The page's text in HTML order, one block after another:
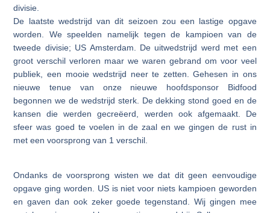
divisie.
De laatste wedstrijd van dit seizoen zou een lastige opgave
worden. We speelden namelijk tegen de kampioen van de
tweede divisie; US Amsterdam. De uitwedstrijd werd met een
groot verschil verloren maar we waren gebrand om voor veel
publiek, een mooie wedstrijd neer te zetten. Gehesen in ons
nieuwe tenue van onze nieuwe hoofdsponsor Bidfood
begonnen we de wedstrijd sterk. De dekking stond goed en de
kansen die werden gecreëerd, werden ook afgemaakt. De
sfeer was goed te voelen in de zaal en we gingen de rust in
met een voorsprong van 1 verschil.
Ondanks de voorsprong wisten we dat dit geen eenvoudige
opgave ging worden. US is niet voor niets kampioen geworden
en gaven dan ook zeker goede tegenstand. Wij gingen mee